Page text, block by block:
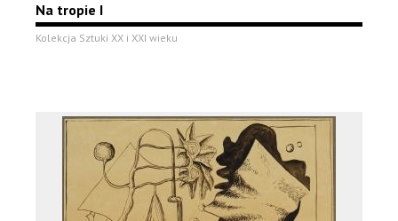
Na tropie I
Kolekcja Sztuki XX i XXI wieku